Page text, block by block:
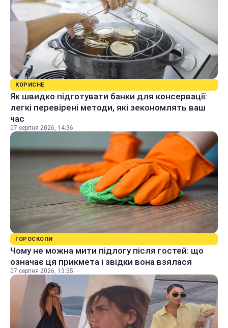
КОРИСНЕ
Як швидко підготувати банки для консервації:
легкі перевірені методи, які зекономлять ваш
час
07 серпня 2026, 14:36
ГОРОСКОПИ
Чому не можна мити підлогу після гостей: що
означає ця прикмета і звідки вона взялася
07 серпня 2026, 13:55